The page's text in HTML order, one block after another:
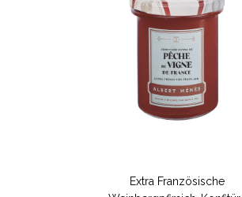
Extra Französische